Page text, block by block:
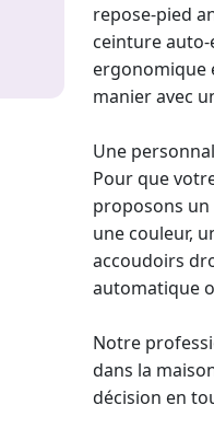
repose-pied
ceinture
ergonomique
manier avec
Une
Pour que
proposons
une couleur,
accoudoirs
automatique
Notre
dans la
décision en